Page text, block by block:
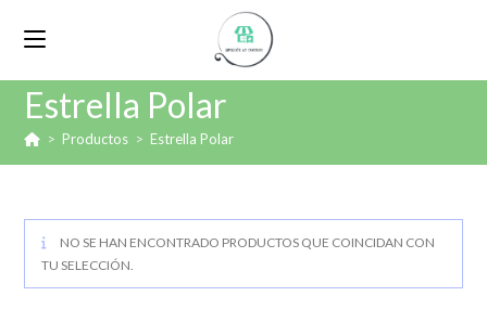
Estrella Polar
> Productos > Estrella Polar
NO SE HAN ENCONTRADO PRODUCTOS QUE COINCIDAN CON
TU SELECCIÓN.